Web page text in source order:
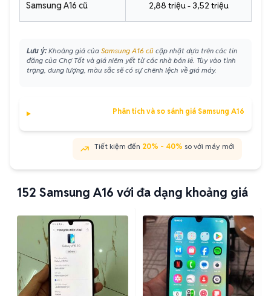
Samsung A16 cũ 2,88 triệu - 3,52 triệu
Lưu ý: Khoảng giá của Samsung A16 cũ cập nhật dựa trên các tin
đăng của Chợ Tốt và giá niêm yết từ các nhà bán lẻ. Tùy vào tình
trạng, dung lượng, màu sắc sẽ có sự chênh lệch về giá máy.
Phân tích và so sánh giá Samsung A16
Tiết kiệm đến 20% - 40% so với máy mới
152 Samsung A16 với đa dạng khoảng giá